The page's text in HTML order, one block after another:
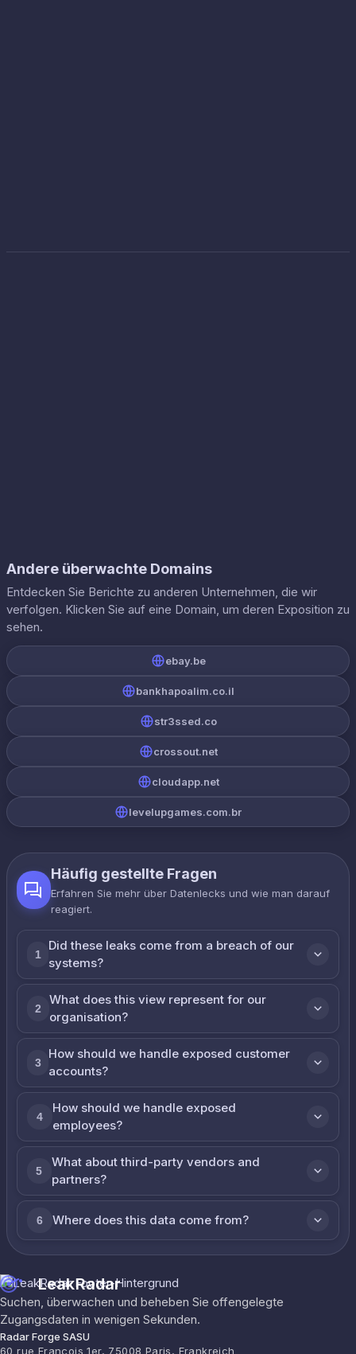
Andere überwachte Domains
Entdecken Sie Berichte zu anderen Unternehmen, die wir
verfolgen. Klicken Sie auf eine Domain, um deren Exposition zu
sehen.
ebay.be
bankhapoalim.co.il
str3ssed.co
crossout.net
cloudapp.net
levelupgames.com.br
Häufig gestellte Fragen
Erfahren Sie mehr über Datenlecks und wie man darauf
reagiert.
1
Did these leaks come from a breach of our
systems?
2
What does this view represent for our
organisation?
3
How should we handle exposed customer
accounts?
4
How should we handle exposed
employees?
5
What about third-party vendors and
partners?
6 Where does this data come from?
LeakRadar
Suchen, überwachen und beheben Sie offengelegte
Zugangsdaten in wenigen Sekunden.
Radar Forge SASU
60 rue François 1er, 75008 Paris, Frankreich